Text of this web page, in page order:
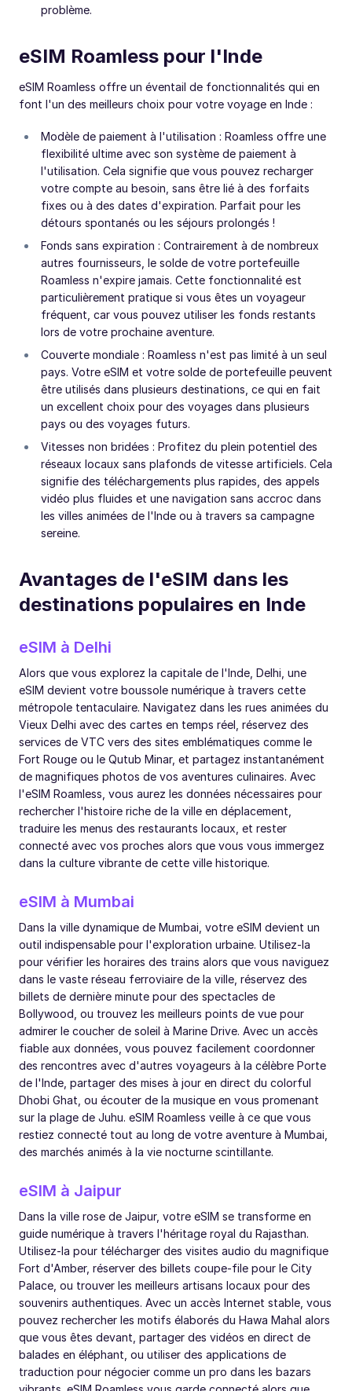
problème.
eSIM Roamless pour l'Inde
eSIM Roamless offre un éventail de fonctionnalités qui en
font l'un des meilleurs choix pour votre voyage en Inde :
Modèle de paiement à l'utilisation : Roamless offre une
flexibilité ultime avec son système de paiement à
l'utilisation. Cela signifie que vous pouvez recharger
votre compte au besoin, sans être lié à des forfaits
fixes ou à des dates d'expiration. Parfait pour les
détours spontanés ou les séjours prolongés !
Fonds sans expiration : Contrairement à de nombreux
autres fournisseurs, le solde de votre portefeuille
Roamless n'expire jamais. Cette fonctionnalité est
particulièrement pratique si vous êtes un voyageur
fréquent, car vous pouvez utiliser les fonds restants
lors de votre prochaine aventure.
Couverte mondiale : Roamless n'est pas limité à un seul
pays. Votre eSIM et votre solde de portefeuille peuvent
être utilisés dans plusieurs destinations, ce qui en fait
un excellent choix pour des voyages dans plusieurs
pays ou des voyages futurs.
Vitesses non bridées : Profitez du plein potentiel des
réseaux locaux sans plafonds de vitesse artificiels. Cela
signifie des téléchargements plus rapides, des appels
vidéo plus fluides et une navigation sans accroc dans
les villes animées de l'Inde ou à travers sa campagne
sereine.
Avantages de l'eSIM dans les
destinations populaires en Inde
eSIM à Delhi
Alors que vous explorez la capitale de l'Inde, Delhi, une
eSIM devient votre boussole numérique à travers cette
métropole tentaculaire. Navigatez dans les rues animées du
Vieux Delhi avec des cartes en temps réel, réservez des
services de VTC vers des sites emblématiques comme le
Fort Rouge ou le Qutub Minar, et partagez instantanément
de magnifiques photos de vos aventures culinaires. Avec
l'eSIM Roamless, vous aurez les données nécessaires pour
rechercher l'histoire riche de la ville en déplacement,
traduire les menus des restaurants locaux, et rester
connecté avec vos proches alors que vous vous immergez
dans la culture vibrante de cette ville historique.
eSIM à Mumbai
Dans la ville dynamique de Mumbai, votre eSIM devient un
outil indispensable pour l'exploration urbaine. Utilisez-la
pour vérifier les horaires des trains alors que vous naviguez
dans le vaste réseau ferroviaire de la ville, réservez des
billets de dernière minute pour des spectacles de
Bollywood, ou trouvez les meilleurs points de vue pour
admirer le coucher de soleil à Marine Drive. Avec un accès
fiable aux données, vous pouvez facilement coordonner
des rencontres avec d'autres voyageurs à la célèbre Porte
de l'Inde, partager des mises à jour en direct du colorful
Dhobi Ghat, ou écouter de la musique en vous promenant
sur la plage de Juhu. eSIM Roamless veille à ce que vous
restiez connecté tout au long de votre aventure à Mumbai,
des marchés animés à la vie nocturne scintillante.
eSIM à Jaipur
Dans la ville rose de Jaipur, votre eSIM se transforme en
guide numérique à travers l'héritage royal du Rajasthan.
Utilisez-la pour télécharger des visites audio du magnifique
Fort d'Amber, réserver des billets coupe-file pour le City
Palace, ou trouver les meilleurs artisans locaux pour des
souvenirs authentiques. Avec un accès Internet stable, vous
pouvez rechercher les motifs élaborés du Hawa Mahal alors
que vous êtes devant, partager des vidéos en direct de
balades en éléphant, ou utiliser des applications de
traduction pour négocier comme un pro dans les bazars